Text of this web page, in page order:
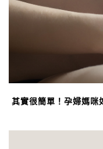
其實很簡單！孕婦媽咪